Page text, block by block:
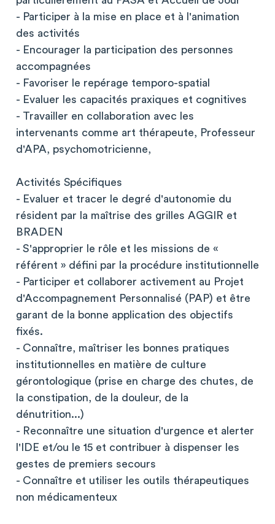
- Participer à la mise en place et à l'animation
des activités
- Encourager la participation des personnes
accompagnées
- Favoriser le repérage temporo-spatial
- Evaluer les capacités praxiques et cognitives
- Travailler en collaboration avec les
intervenants comme art thérapeute, Professeur
d'APA, psychomotricienne,
Activités Spécifiques
- Evaluer et tracer le degré d'autonomie du
résident par la maîtrise des grilles AGGIR et
BRADEN
- S'approprier le rôle et les missions de «
référent » défini par la procédure institutionnelle
- Participer et collaborer activement au Projet
d'Accompagnement Personnalisé (PAP) et être
garant de la bonne application des objectifs
fixés.
- Connaître, maîtriser les bonnes pratiques
institutionnelles en matière de culture
gérontologique (prise en charge des chutes, de
la constipation, de la douleur, de la
dénutrition...)
- Reconnaître une situation d'urgence et alerter
l'IDE et/ou le 15 et contribuer à dispenser les
gestes de premiers secours
- Connaître et utiliser les outils thérapeutiques
non médicamenteux